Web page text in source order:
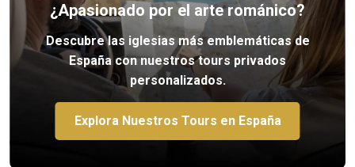
¿Apasionado por el arte románico?
Descubre las iglesias más emblemáticas de
España con nuestros tours privados
personalizados.
Explora Nuestros Tours en España